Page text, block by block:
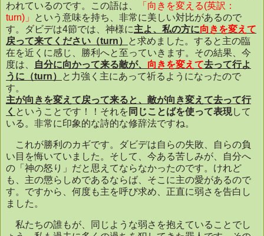
われているのです。この語は、
「向きを変える(英訳：
turn) 」
という意味を持ち、非常に美しい対比があるので
す。ダビデは4節では、神様に主よ、私の方に向きを変えて
戻って来てください（turn）
と求めました。すると主の臨
在を近くに感じ、勝利へと至っていきます。その結果、今
度は、
自分に向かって来る敵が、 向きを変えて去って行よ
うに（turn）
と力強く主にあって祈るようになったので
す。
主が向きを変えて戻って来ると、敵が向き変えて去って行
く ということです！！それを 同じことばを使って表現して
いる。非常に印象的な詩的な修辞法ですね。
これが勝利のカギです。ダビデは自らの失敗、自らの負
い目を悔いていました。そして、今ある苦しみが、自分へ
の「神の怒り」だと思えてならなかったのです。けれど
も、主の懲らしめであるならば、そこに主の愛があるので
す。ですから、何度も主を呼び求め、正直に弱さを告白し
ました。
私たちの誰もが、同じような弱さを抱えていることでし